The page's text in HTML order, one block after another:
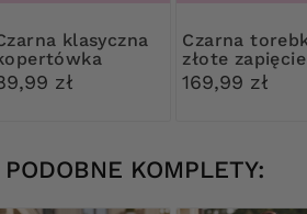
zł
Czarna torebka
złote zapięcie
169,99 zł
PODOBNE KOMPLETY: